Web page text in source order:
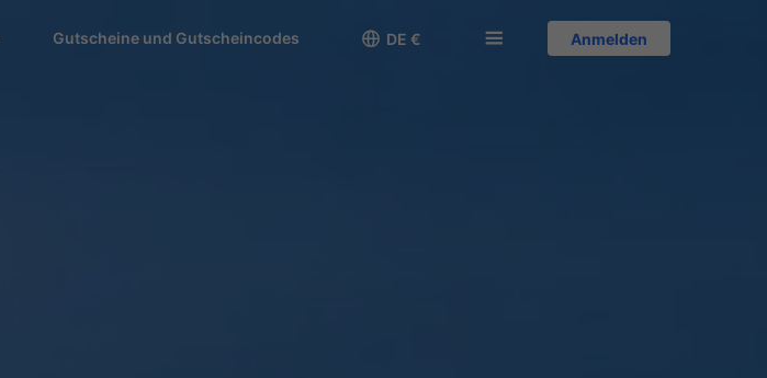
Gutscheine und Gutscheincodes 󱅍 DE €  Anmelden